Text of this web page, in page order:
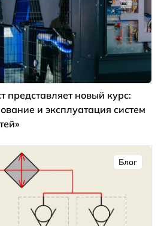
новый курс:
и эксплуатация систем
Блог